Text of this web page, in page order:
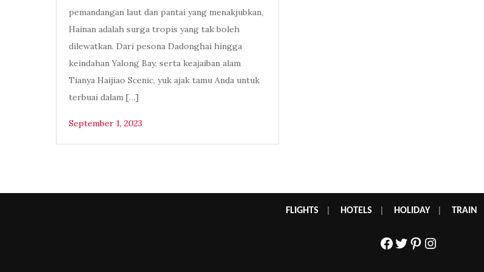
pemandangan laut dan pantai yang menakjubkan,
Hainan adalah surga tropis yang tak boleh
dilewatkan. Dari pesona Dadonghai hingga
keindahan Yalong Bay, serta keajaiban alam
Tianya Haijiao Scenic, yuk ajak tamu Anda untuk
terbuai dalam […]
September 1, 2023
FLIGHTS HOTELS HOLIDAY| TRAIN
Facebook
Twitter
Pinterest
Instagram